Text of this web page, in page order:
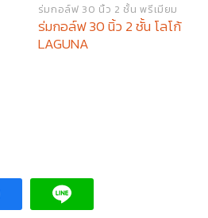
ร่มกอล์ฟ 30 นิ้ว 2 ชั้น พรีเมียม
ร่มกอล์ฟ 30 นิ้ว 2 ชั้น โลโก้
LAGUNA